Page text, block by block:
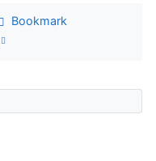
Bookmark